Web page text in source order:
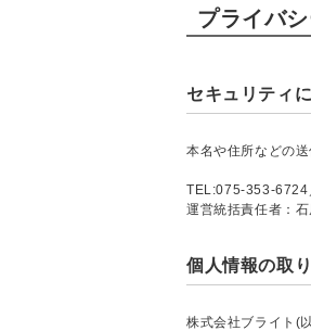
プライバ
セキュリティ
本名や住所などの
TEL:075-353-
運営統括責任者：
個人情報の取
株式会社ブライト(